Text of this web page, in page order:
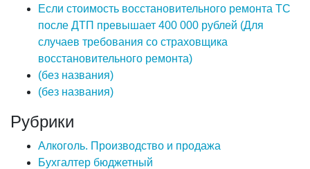
Если стоимость восстановительного ремонта ТС
после ДТП превышает 400 000 рублей (Для
случаев требования со страховщика
восстановительного ремонта)
(без названия)
(без названия)
Рубрики
Алкоголь. Производство и продажа
Бухгалтер бюджетный